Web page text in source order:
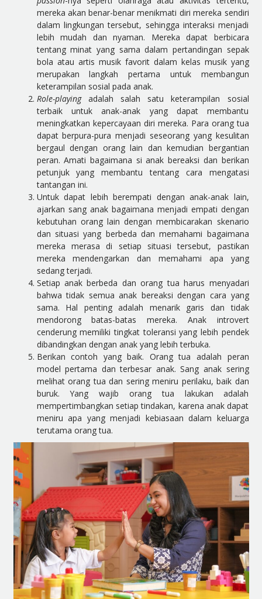
mereka akan benar-benar menikmati diri mereka sendiri
dalam lingkungan tersebut, sehingga interaksi menjadi
lebih mudah dan nyaman. Mereka dapat berbicara
tentang minat yang sama dalam pertandingan sepak
bola atau artis musik favorit dalam kelas musik yang
merupakan langkah pertama untuk membangun
keterampilan sosial pada anak.
Role-playingadalah salah satu keterampilan sosial
terbaik untuk anak-anak yang dapat membantu
meningkatkan kepercayaan diri mereka. Para orang tua
dapat berpura-pura menjadi seseorang yang kesulitan
bergaul dengan orang lain dan kemudian bergantian
peran. Amati bagaimana si anak bereaksi dan berikan
petunjuk yang membantu tentang cara mengatasi
tantangan ini.
Untuk dapat lebih berempati dengan anak-anak lain,
ajarkan sang anak bagaimana menjadi empati dengan
kebutuhan orang lain dengan membicarakan skenario
dan situasi yang berbeda dan memahami bagaimana
mereka merasa di setiap situasi tersebut, pastikan
mereka mendengarkan dan memahami apa yang
sedang terjadi.
Setiap anak berbeda dan orang tua harus menyadari
bahwa tidak semua anak bereaksi dengan cara yang
sama. Hal penting adalah menarik garis dan tidak
mendorong batas-batas mereka. Anak introvert
cenderung memiliki tingkat toleransi yang lebih pendek
dibandingkan dengan anak yang lebih terbuka.
Berikan contoh yang baik. Orang tua adalah peran
model pertama dan terbesar anak. Sang anak sering
melihat orang tua dan sering meniru perilaku, baik dan
buruk. Yang wajib orang tua lakukan adalah
mempertimbangkan setiap tindakan, karena anak dapat
meniru apa yang menjadi kebiasaan dalam keluarga
terutama orang tua.